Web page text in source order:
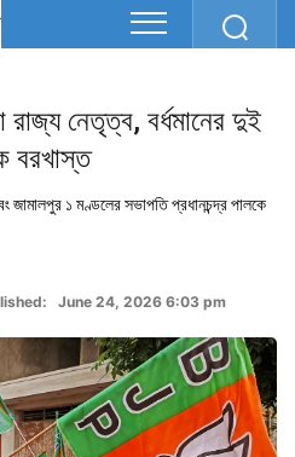
রাজ্য নেতৃত্ব, বর্ধমানের দুই
বরখাস্ত
জামালপুর ১ মণ্ডলের সভাপতি প্রধানচন্দ্র পালকে
June 24, 2026 6:03 pm